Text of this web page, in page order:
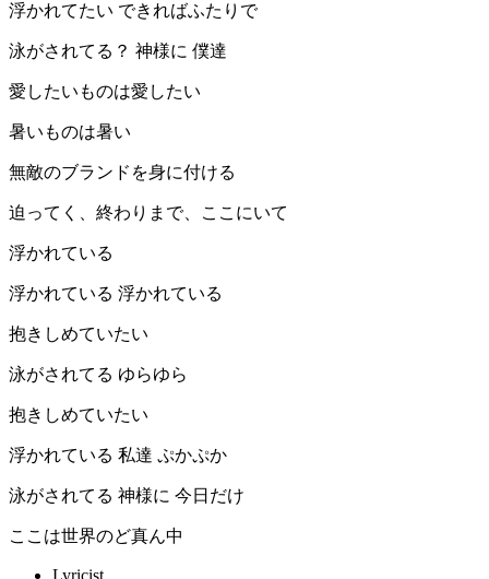
浮かれてたい できればふたりで
泳がされてる？ 神様に 僕達
愛したいものは愛したい
暑いものは暑い
無敵のブランドを身に付ける
迫ってく、終わりまで、ここにいて
浮かれている
浮かれている 浮かれている
抱きしめていたい
泳がされてる ゆらゆら
抱きしめていたい
浮かれている 私達 ぷかぷか
泳がされてる 神様に 今日だけ
ここは世界のど真ん中